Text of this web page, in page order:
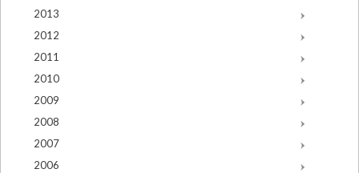
2013
2012
2011
2010
2009
2008
2007
2006